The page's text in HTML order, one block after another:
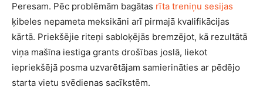
Peresam. Pēc problēmām bagātas rīta treniņu sesijas
ķibeles nepameta meksikāni arī pirmajā kvalifikācijas
kārtā. Priekšējie riteņi sabloķējās bremzējot, kā rezultātā
viņa mašīna iestiga grants drošības joslā, liekot
iepriekšējā posma uzvarētājam samierināties ar pēdējo
starta vietu svēdienas sacīkstēm.